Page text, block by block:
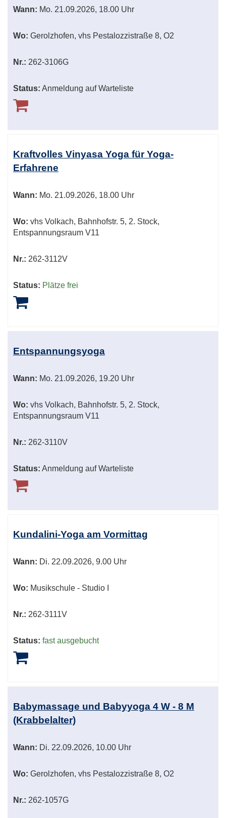
Wann: Mo. 21.09.2026, 18.00 Uhr
Wo: Gerolzhofen, vhs Pestalozzistraße 8, O2
Nr.: 262-3106G
Status: Anmeldung auf Warteliste
Kraftvolles Vinyasa Yoga für Yoga-
Erfahrene
Wann: Mo. 21.09.2026, 18.00 Uhr
Wo: vhs Volkach, Bahnhofstr. 5, 2. Stock,
Entspannungsraum V11
Nr.: 262-3112V
Status: Plätze frei
Entspannungsyoga
Wann: Mo. 21.09.2026, 19.20 Uhr
Wo: vhs Volkach, Bahnhofstr. 5, 2. Stock,
Entspannungsraum V11
Nr.: 262-3110V
Status: Anmeldung auf Warteliste
Kundalini-Yoga am Vormittag
Wann: Di. 22.09.2026, 9.00 Uhr
Wo: Musikschule - Studio I
Nr.: 262-3111V
Status: fast ausgebucht
Babymassage und Babyyoga 4 W - 8 M
(Krabbelalter)
Wann: Di. 22.09.2026, 10.00 Uhr
Wo: Gerolzhofen, vhs Pestalozzistraße 8, O2
Nr.: 262-1057G